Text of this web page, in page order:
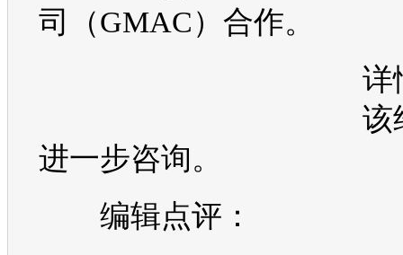
司（GMAC）合作。
详
该
进一步咨询。
编辑点评：